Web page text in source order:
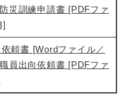
防災訓練申請書 [PDFファ
頼書 [Wordファイル／
職員出向依頼書 [PDFファ